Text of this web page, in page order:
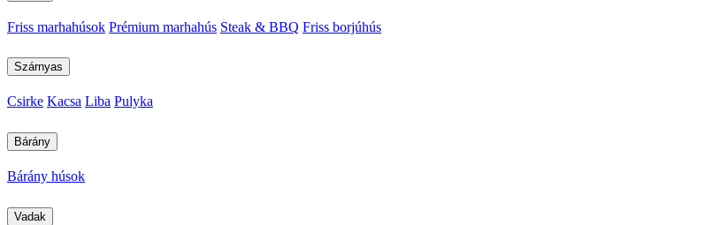
Friss marhahúsok Prémium marhahús Steak & BBQ Friss borjúhús
Szárnyas
Csirke Kacsa Liba Pulyka
Bárány
Bárány húsok
Vadak